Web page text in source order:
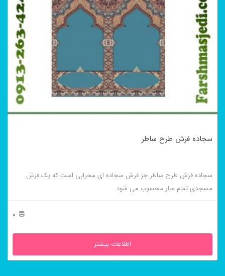
سجاده فرش طرح ساطر
سجاده فرش طرح ساطر جز فرش سجاده ای محرابی است که یک فرش
مسجدی تمام عیار محسوب می شود.
0
اطلاعات بیشتر